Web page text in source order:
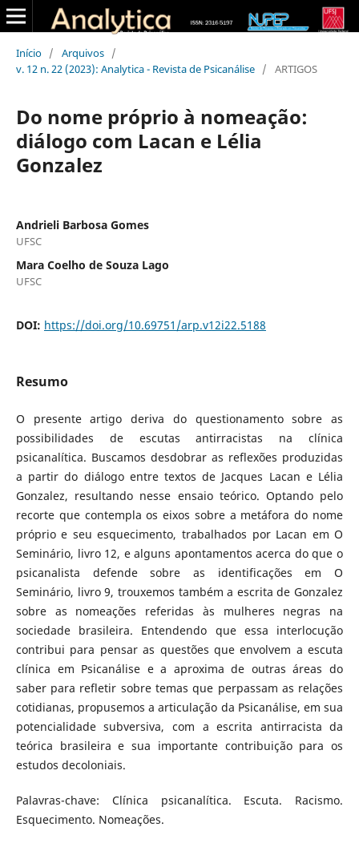
Início / Arquivos /
v. 12 n. 22 (2023): Analytica - Revista de Psicanálise / ARTIGOS
Do nome próprio à nomeação:
diálogo com Lacan e Lélia
Gonzalez
Andrieli Barbosa Gomes
UFSC
Mara Coelho de Souza Lago
UFSC
DOI: https://doi.org/10.69751/arp.v12i22.5188
Resumo
O presente artigo deriva do questionamento sobre as
possibilidades de escutas antirracistas na clínica
psicanalítica. Buscamos desdobrar as reflexões produzidas
a partir do diálogo entre textos de Jacques Lacan e Lélia
Gonzalez, resultando nesse ensaio teórico. Optando pelo
recorte que contempla os eixos sobre a metáfora do nome
próprio e seu esquecimento, trabalhados por Lacan em O
Seminário, livro 12, e alguns apontamentos acerca do que o
psicanalista defende sobre as identificações em O
Seminário, livro 9, trouxemos também a escrita de Gonzalez
sobre as nomeações referidas às mulheres negras na
sociedade brasileira. Entendendo que essa interlocução
contribui para pensar as questões que envolvem a escuta
clínica em Psicanálise e a aproxima de outras áreas do
saber para refletir sobre temas que perpassam as relações
cotidianas, propusemos a articulação da Psicanálise, em sua
potencialidade subversiva, com a escrita antirracista da
teórica brasileira e sua importante contribuição para os
estudos decoloniais.
Palavras-chave: Clínica psicanalítica. Escuta. Racismo.
Esquecimento. Nomeações.